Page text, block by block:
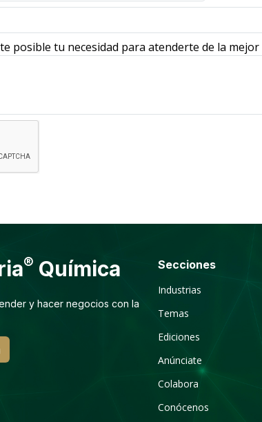
posible tu necesidad para atenderte de la mejor
® Química
y hacer negocios con la
Secciones
Industrias
Temas
Ediciones
Anúnciate
Colabora
Conócenos